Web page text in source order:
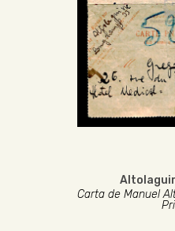
Carta de Manuel